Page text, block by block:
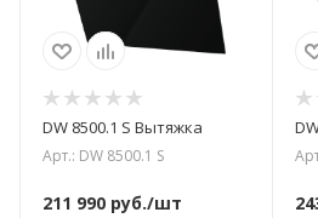
DW 8500.1 S Вытяжка
Арт.: DW 8500.1 S
211 990 руб./шт